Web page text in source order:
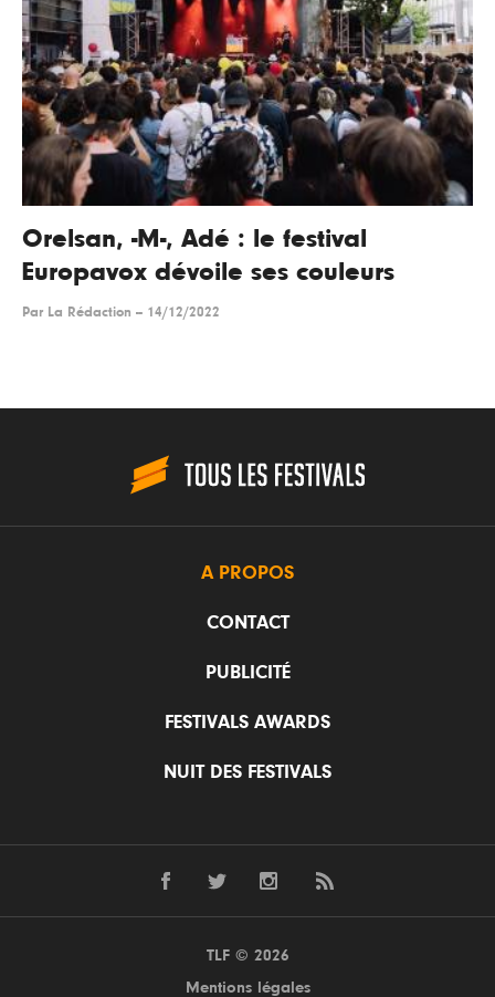
Orelsan, -M-, Adé : le festival
Europavox dévoile ses couleurs
Par La Rédaction -- 14/12/2022
A PROPOS
CONTACT
PUBLICITÉ
FESTIVALS AWARDS
NUIT DES FESTIVALS
TLF © 2026
Mentions légales